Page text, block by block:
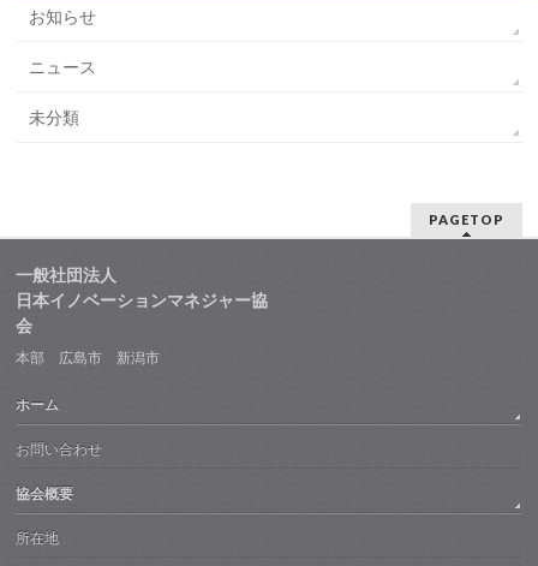
お知らせ
ニュース
未分類
PAGETOP
一般社団法人
日本イノベーションマネジャー協
会
本部 広島市 新潟市
ホーム
お問い合わせ
協会概要
所在地